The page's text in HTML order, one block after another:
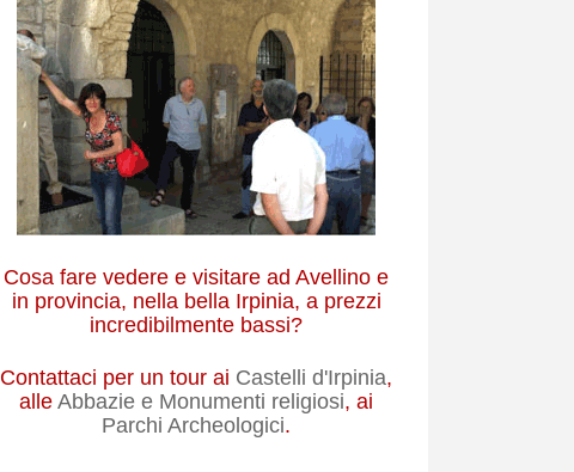
Cosa fare vedere e visitare ad Avellino e
in provincia, nella bella Irpinia, a prezzi
incredibilmente bassi?
Contattaci per un tour ai Castelli d'Irpinia,
alle Abbazie e Monumenti religiosi, ai
Parchi Archeologici.